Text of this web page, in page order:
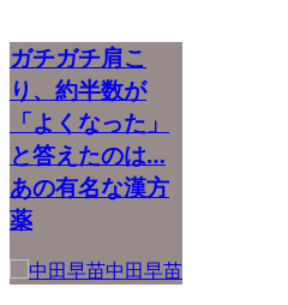
ガチガチ肩こ
り、約半数が
「よくなった」
と答えたのは…
あの有名な漢方
薬
中田早苗